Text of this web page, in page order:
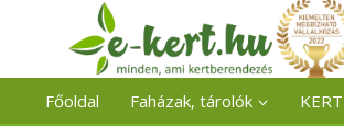
content
Főoldal Faházak, tárolók